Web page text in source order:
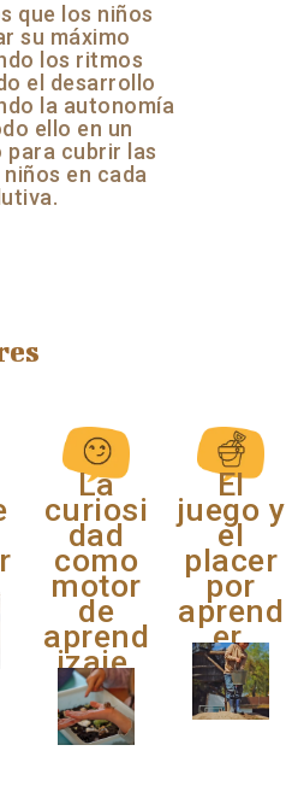
que los niños
su máximo
los ritmos
el desarrollo
la autonomía
ello en un
para cubrir las
en cada
La
curiosi
dad
como
motor
de
aprend
izaje.
El
juego y
el
placer
por
aprend
er.